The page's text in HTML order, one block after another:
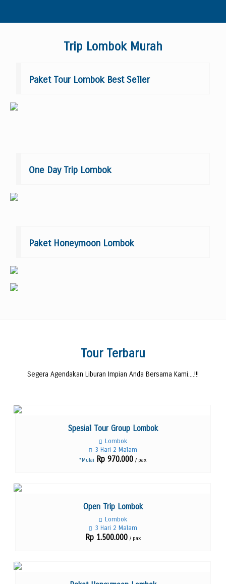
Trip Lombok Murah
Paket Tour Lombok Best Seller
One Day Trip Lombok
Paket Honeymoon Lombok
Tour Terbaru
Segera Agendakan Liburan Impian Anda Bersama Kami....!!!
Spesial Tour Group Lombok
Lombok
3 Hari 2 Malam
*Mulai Rp 970.000 / pax
Open Trip Lombok
Lombok
3 Hari 2 Malam
Rp 1.500.000 / pax